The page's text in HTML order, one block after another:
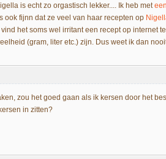
is echt zo orgastisch lekker.... Ik heb met
ook fijnn dat ze veel van haar recepten op
het soms wel irritant een recept op internet
(gram, liter etc.) zijn. Dus weet ik dan
zou het goed gaan als ik kersen door het
in zitten?